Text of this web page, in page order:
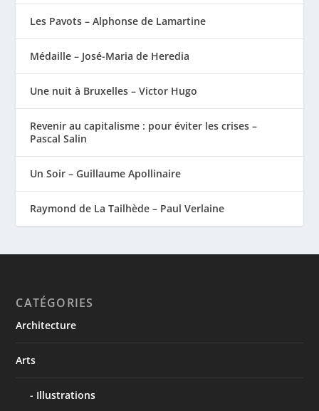
Les Pavots – Alphonse de Lamartine
Médaille – José-Maria de Heredia
Une nuit à Bruxelles – Victor Hugo
Revenir au capitalisme : pour éviter les crises –
Pascal Salin
Un Soir – Guillaume Apollinaire
Raymond de La Tailhède – Paul Verlaine
CATÉGORIES
Architecture
Arts
Illustrations